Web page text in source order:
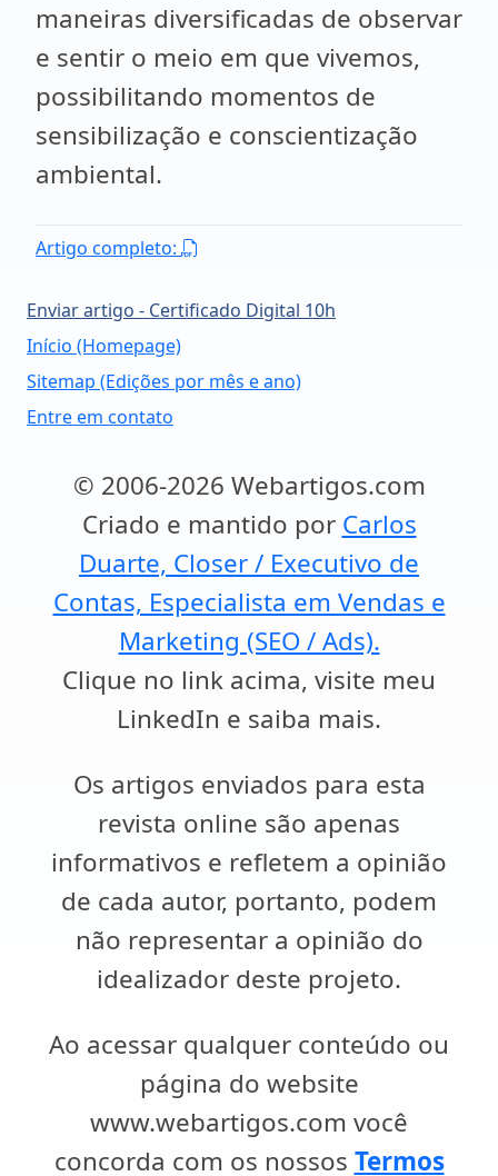
maneiras diversificadas de observar
e sentir o meio em que vivemos,
possibilitando momentos de
sensibilização e conscientização
ambiental.
Artigo completo:
Enviar artigo - Certificado Digital 10h
Início (Homepage)
Sitemap (Edições por mês e ano)
Entre em contato
© 2006-2026 Webartigos.com
Criado e mantido por Carlos
Duarte, Closer / Executivo de
Contas, Especialista em Vendas e
Marketing (SEO / Ads).
Clique no link acima, visite meu
LinkedIn e saiba mais.
Os artigos enviados para esta
revista online são apenas
informativos e refletem a opinião
de cada autor, portanto, podem
não representar a opinião do
idealizador deste projeto.
Ao acessar qualquer conteúdo ou
página do website
www.webartigos.com você
concorda com os nossos Termos